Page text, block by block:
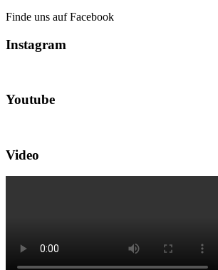
Finde uns auf Facebook
Instagram
Youtube
Video